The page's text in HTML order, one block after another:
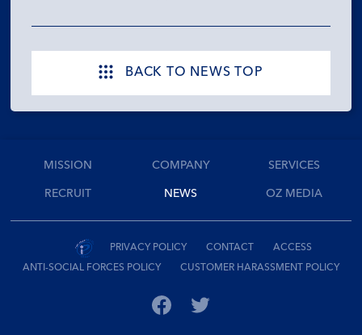
BACK TO NEWS TOP
MISSION COMPANY SERVICES
RECRUIT NEWS OZ MEDIA
PRIVACY POLICY CONTACT ACCESS
ANTI-SOCIAL FORCES POLICY CUSTOMER HARASSMENT POLICY